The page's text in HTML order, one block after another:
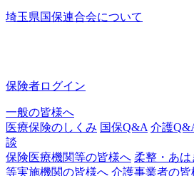
埼玉県国保連合会について
保険者ログイン
一般の皆様へ
医療保険のしくみ 国保Q&A 介護
談
保険医療機関等の皆様へ 柔整・あ
等実施機関の皆様へ 介護事業者の皆